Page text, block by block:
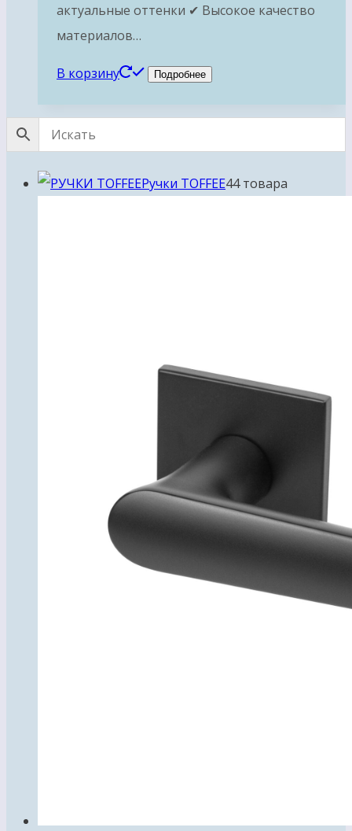
актуальные оттенки ✔ Высокое качество
материалов…
В корзину Подробнее
Ручки TOFFEE44 товара